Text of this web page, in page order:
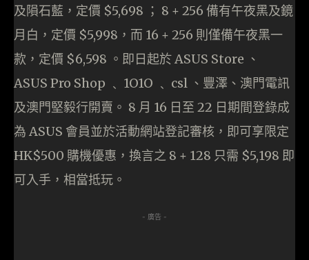
及隕石藍，定價 $5,698 ； 8 + 256 備有午夜黑及鏡
月白，定價 $5,998，而 16 + 256 則僅備午夜黑一
款，定價 $6,598 。即日起於 ASUS Store 、
ASUS Pro Shop ﹑ 1O1O ﹑ csl 、豐澤、澳門電訊
及澳門堅毅行開賣。 8 月 16 日至 22 日期間登錄成
為 ASUS 會員並於活動網站登記審核，即可享限定
HK$500 購機優惠，換言之 8 + 128 只需 $5,198 即
可入手，相當抵玩。
- 廣告 -